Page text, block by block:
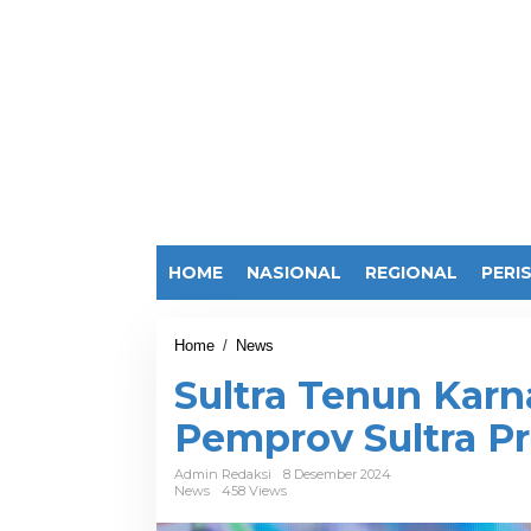
HOME NASIONAL REGIONAL
Home / News
l
t
r
a
e
Sultra Tenun
Pemprov Sultra
Admin Redaksi
8 Desember 2024
News
458 Views